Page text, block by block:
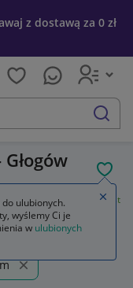
z dostawą za 0 zł
szukaj
Dekoracje tortów i ciast
ulubionych.
wyślemy Ci je
w ulubionych